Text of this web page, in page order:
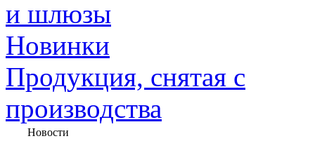
и шлюзы
Новинки
Продукция, снятая с
производства
Новости